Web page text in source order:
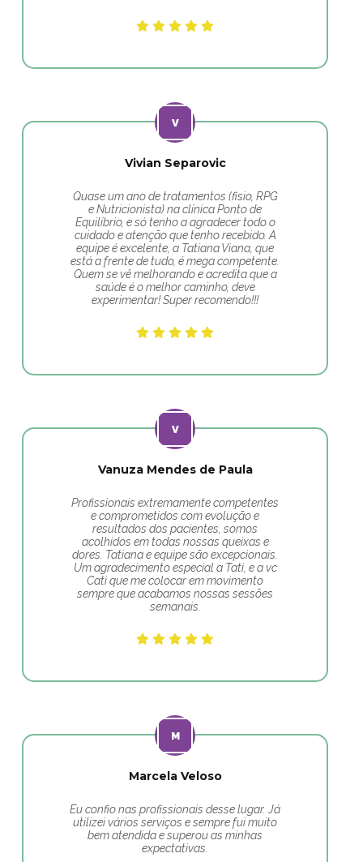
Vivian Separovic
Quase um ano de tratamentos (fisio, RPG
e Nutricionista) na clínica Ponto de
Equilíbrio, e só tenho a agradecer todo o
cuidado e atenção que tenho recebido. A
equipe é excelente, a Tatiana Viana, que
está a frente de tudo, é mega competente.
Quem se vê melhorando e acredita que a
saúde é o melhor caminho, deve
experimentar! Super recomendo!!!
Vanuza Mendes de Paula
Profissionais extremamente competentes
e comprometidos com evolução e
resultados dos pacientes, somos
acolhidos em todas nossas queixas e
dores. Tatiana e equipe são excepcionais.
Um agradecimento especial a Tati, e a vc
Cati que me colocar em movimento
sempre que acabamos nossas sessões
semanais.
Marcela Veloso
Eu confio nas profissionais desse lugar. Já
utilizei vários serviços e sempre fui muito
bem atendida e superou as minhas
expectativas.